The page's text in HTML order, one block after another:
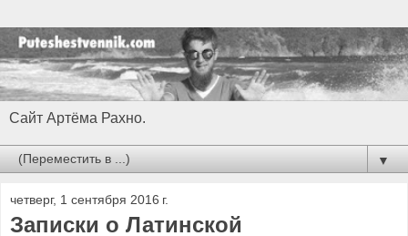
Сайт Артёма Рахно.
▼
четверг, 1 сентября 2016 г.
Записки о Латинской